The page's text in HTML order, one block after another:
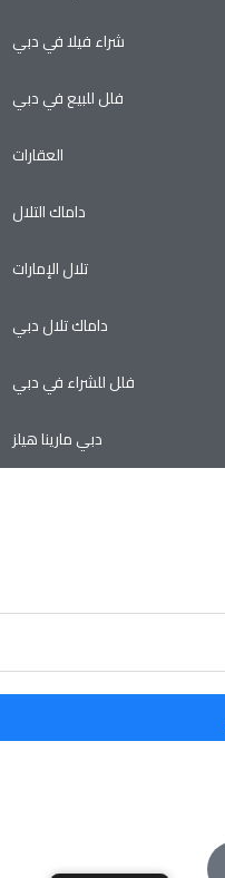
شراء فيلا في دبي
فلل للبيع في دبي
العقارات
داماك التلال
تلال الإمارات
داماك تلال دبي
فلل للشراء في دبي
دبي مارينا هيلز